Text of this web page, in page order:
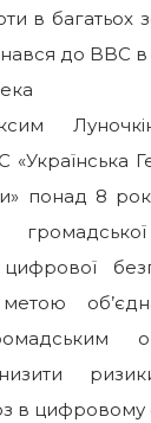
в багатьох
до BBC
«Українська
понад 8
цифрової
в цифровому